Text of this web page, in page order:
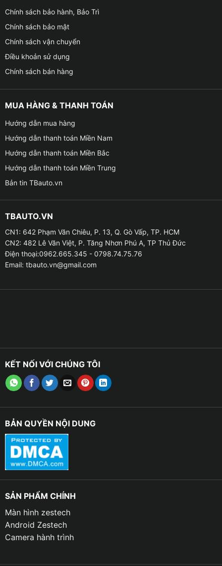
Sony 225 cho độ phân giải cao, mang đến chất lượng
hình ảnh cực nét ở mọi thời điểm
➥ Thiết bị khởi động nhanh chóng, hiển thị toàn cảnh
xung quanh ngay khi vừa khởi động xe. Hỗ trợ bạn
quan sát được mọi góc khuất, điểm mù tránh được các
➥ Sản phẩm có khả năng thay đổi góc nhìn và quan
tuyệt đối nên khi lái xe ở địa hình phức tạp bạn có thể
quay đầu xe vô cùng dễ dàng
➥ Không chỉ lưu trữ hình ảnh của chuyến đi bằng bộ
nhớ SSD dung lượng 32GB. Mà thiết bị còn có khả
năng tự động khóa file khi xảy ra va chạm nhằm đảm
bảo an toàn cho dữ liệu
➥ Tính năng giám sát đỗ xe thông minh với cơ chế
giám sát 1 giây 1 chụp 24 tiếng giúp tiết kiệm dung
lượng bộ nhớ. Nhưng vẫn đảm bảo việc ghi lại được
toàn bộ diễn biến xung quanh xe và cho phép bạn có
thể cài đặt thời gian giám sát
✉ Hy vọng bài viết về
trên đây của Thanh Bình Auto sẽ giúp người dùng hiểu
Chính sách bảo hành, Bảo Trì
Chính sách bảo mật
Chính sách vận chuyển
Điều khoản sử dụng
Chính sách bán hàng
MUA HÀNG & THANH TOÁN
Hướng dẫn mua hàng
Hướng dẫn thanh toán Miền Nam
Hướng dẫn thanh toán Miền Bắc
Hướng dẫn thanh toán Miền Trung
Bản tin TBauto.vn
TBAUTO.VN
CN1: 642 Phạm Văn Chiêu, P. 13, Q. Gò Vấp, TP. HCM
CN2: 482 Lê Văn Việt, P. Tăng Nhơn Phú A, TP Thủ Đức
Điện thoại:0962.665.345 - 0798.74.75.76
Email: tbauto.vn@gmail.com
KẾT NỐI VỚI CHÚNG TÔI
BẢN QUYỀN NỘI DUNG
SẢN PHẨM CHÍNH
Màn hình zestech
Android Zestech
Camera hành trình